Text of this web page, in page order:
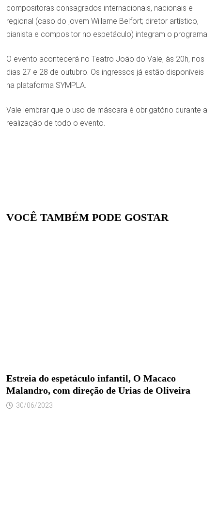
compositoras consagrados internacionais, nacionais e
regional (caso do jovem Willame Belfort; diretor artístico,
pianista e compositor no espetáculo) integram o programa.
O evento acontecerá no Teatro João do Vale, às 20h, nos
dias 27 e 28 de outubro. Os ingressos já estão disponíveis
na plataforma SYMPLA.
Vale lembrar que o uso de máscara é obrigatório durante a
realização de todo o evento.
VOCÊ TAMBÉM PODE GOSTAR
Estreia do espetáculo infantil, O Macaco
Malandro, com direção de Urias de Oliveira
30/06/2023